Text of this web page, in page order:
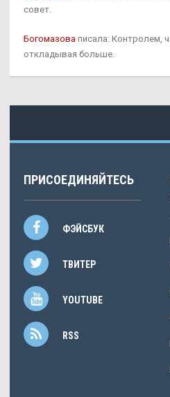
совет.
Богомазова писала: Контролем,
откладывая больше.
ПРИСОЕДИНЯЙТЕСЬ
ФЭЙСБУК
ТВИТЕР
YOUTUBE
RSS